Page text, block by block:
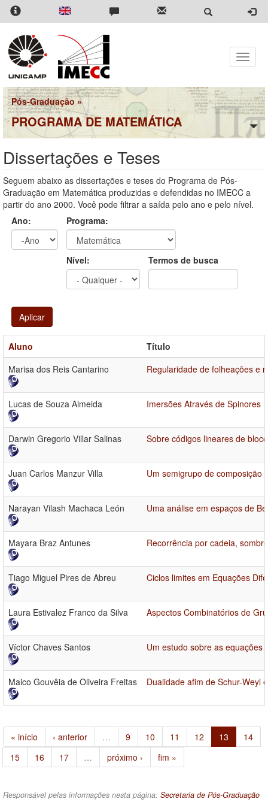
Pular
para
conteúdo
principal
Toggle
Pós-Graduação »
PROGRAMA DE MATEMÁTICA
Dissertações e Teses
Seguem abaixo as dissertações e teses do Programa de Pós-
Graduação em Matemática produzidas e defendidas no IMECC a
partir do ano 2000. Você pode filtrar a saída pelo ano e pelo nível.
Ano:
Programa:
Nível: Termos de busca
Aplicar
Aluno
Título
Marisa dos Reis Cantarino
Regularidade de folheações e
Lucas de Souza Almeida Imersões Através de Spinores
Darwin Gregorio Villar Salinas Sobre códigos lineares de
Juan Carlos Manzur Villa Um semigrupo de composição
Narayan Vilash Machaca León Uma análise em espaços de
Mayara Braz Antunes Recorrência por cadeia,
Tiago Miguel Pires de Abreu Ciclos limites em Equações
Laura Estivalez Franco da Silva Aspectos Combinatórios de
Víctor Chaves Santos Um estudo sobre as equações
Maico Gouvêia de Oliveira Freitas Dualidade afim de Schur-Weyl
« início ‹ anterior … 9 10 11 12 13
14
15
16 17 … próximo › fim »
Responsável pelas informações nesta página: Secretaria de Pós-Graduação